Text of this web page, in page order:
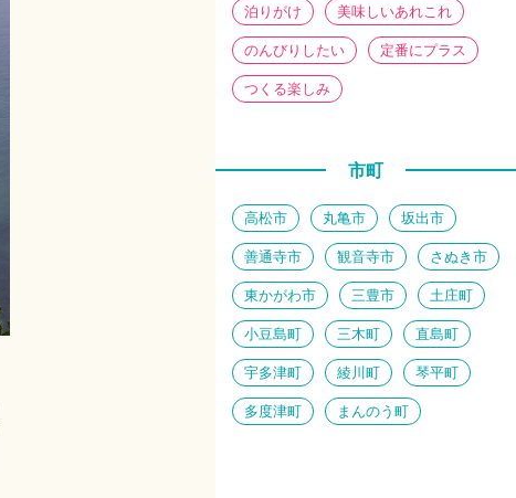
泊りがけ 美味しいあれこれ
のんびりしたい 定番にプラス
つくる楽しみ
市町
高松市 丸亀市 坂出市
善通寺市 観音寺市 さぬき市
東かがわ市 三豊市 土庄町
小豆島町 三木町 直島町
宇多津町 綾川町 琴平町
多度津町 まんのう町